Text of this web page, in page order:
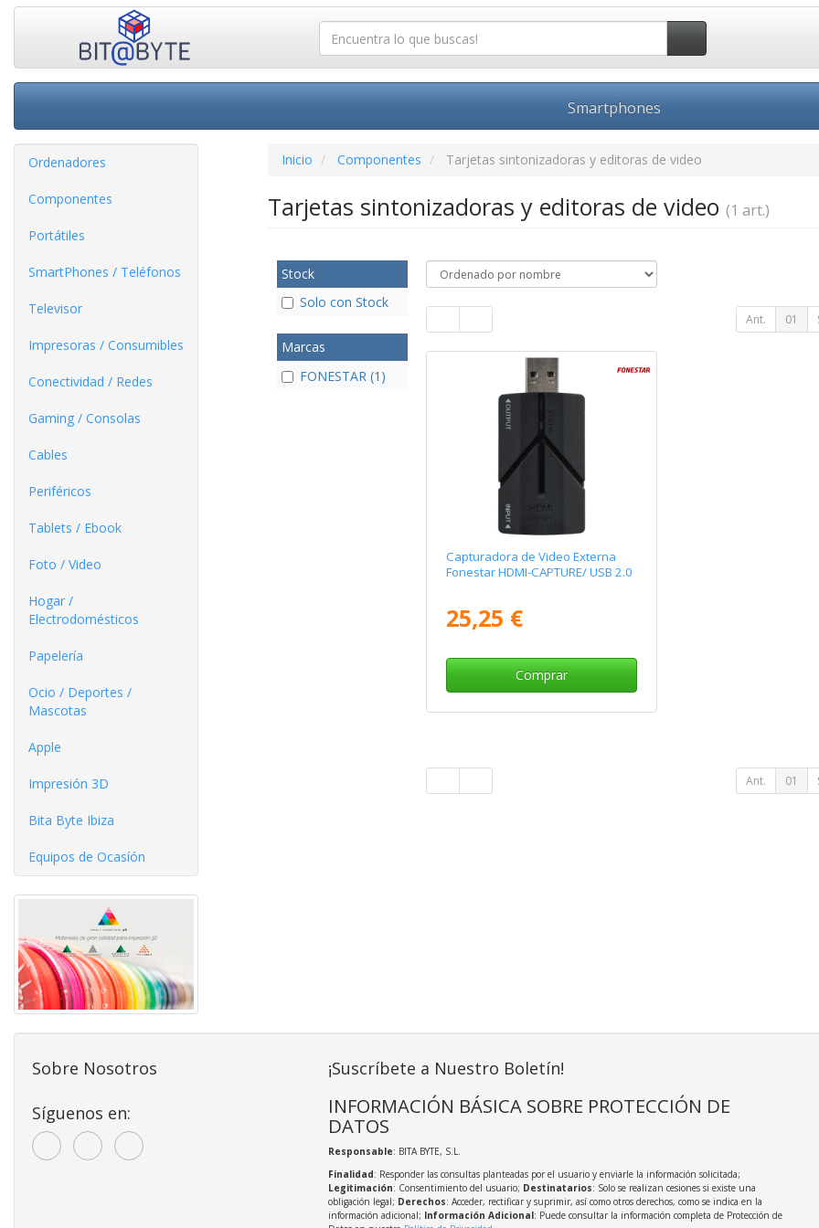
Smartphones
Ordenadores
Componentes
Portátiles
SmartPhones / Teléfonos
Televisor
Impresoras / Consumibles
Conectividad / Redes
Gaming / Consolas
Cables
Periféricos
Tablets / Ebook
Foto / Video
Hogar /
Electrodomésticos
Papelería
Ocio / Deportes /
Mascotas
Apple
Impresión 3D
Bita Byte Ibiza
Equipos de Ocasíón
Inicio Componentes Tarjetas sintonizadoras y editoras de video
Tarjetas sintonizadoras y editoras de video (1 art.)
Stock
Solo con Stock
Marcas
FONESTAR (1)
Ant. 01
Capturadora de Video Externa
Fonestar HDMI-CAPTURE/ USB 2.0
25,25 €
Comprar
Ant. 01
Sobre Nosotros
Síguenos en:
¡Suscríbete a Nuestro Boletín!
INFORMACIÓN BÁSICA SOBRE PROTECCIÓN DE
DATOS
Responsable: BITA BYTE, S.L.
Finalidad: Responder las consultas planteadas por el usuario y enviarle la información solicitada;
Legitimación: Consentimiento del usuario; Destinatarios: Solo se realizan cesiones si existe una
obligación legal; Derechos: Acceder, rectificar y suprimir, así como otros derechos, como se indica en la
información adicional; Información Adicional: Puede consultar la información completa de Protección de